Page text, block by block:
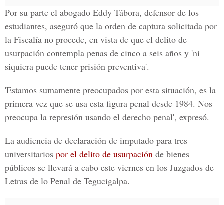
Por su parte el abogado Eddy Tábora, defensor de los
estudiantes, aseguró que la orden de captura solicitada por
la Fiscalía no procede, en vista de que el delito de
usurpación contempla penas de cinco a seis años y 'ni
siquiera puede tener prisión preventiva'.
'Estamos sumamente preocupados por esta situación, es la
primera vez que se usa esta figura penal desde 1984. Nos
preocupa la represión usando el derecho penal', expresó.
La audiencia de declaración de imputado para tres
universitarios por el delito de usurpación de bienes
públicos se llevará a cabo este viernes en los Juzgados de
Letras de lo Penal de Tegucigalpa.